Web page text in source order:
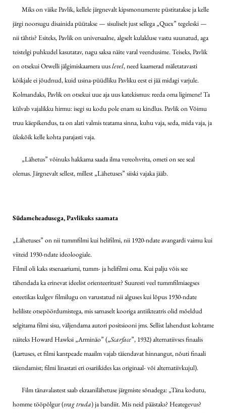
Miks on väike Pavlik, kellele järgnevalt kipsmonumente püstitatakse ja kelle
järgi noorsugu disainida püütakse — sisuliselt just sellega „Quex” tegeleski —
nii tähtis? Esiteks, Pavlik on universaalne, algselt kulakluse vastu suunatud, aga
teistelgi puhkudel kasutatav, nagu saksa näite varal veendusime. Teiseks, Pavlik
on otsekui Orwelli jälgimiskaamera uuslevel, need kaamerad mäletatavasti
kõikjale ei jõudnud, kuid usina-püüdliku Pavliku eest ei jää midagi varjule.
Kolmandaks, Pavlik on otsekui uue aja uus katekismus: reeda oma ligimene! Ta
külvab vajalikku hirmu: isegi su kodu pole enam su kindlus. Pavlik on Võimu
truu käepikendus, ta on alati valmis teatama sinna, kuhu vaja, seda, mida vaja, ja
ükskõik kelle kohta parajasti vaja.
„Lähetus” võinuks hakkama saada ilma vereohvrita, ometi on see seal
olemas. Järgnevalt sellest, millest „Lähetuses” siiski vajaka jääb.
Südameheadusega, Pavlikuks saamata
„Lähetuses” on nii tummfilmi kui helifilmi, nii 1920-ndate avangardi vaimu kui
viiteid 1930-ndate ideoloogiale.
Filmil oli kaks stsenaariumi, tumm- ja helifilmi oma. Kui palju võis see
tähendada ka erinevat ideelist orienteeritust? Suuresti veel tummfilmiaegses
esteetikas kulgev filmilugu on varustatud nii alguses kui lõpus 1930-ndate
heliliste otsepöördumistega, mis sarnaselt kooriga antiikteatris olid mõeldud
selgitama filmi sisu, väljendama autori positsiooni jms. Sellist lahendust kohtame
näiteks Howard Hawksi „Arminäo” („Scarface”, 1932) alternatiivses finaalis
(kartuses, et filmi kantpeade maailm vajab täiendavat hinnangut, nõuti finaali
täiendamist; filmi linastati eri osariikides kas originaal- või alternatiivkujul).
Film tänavalastest saab ekraanilähetuse järgmiste sõnadega: „Täna kodutu,
homme tööpõlgur (vrag truda) ja bandiit. Mis neid päästaks? Heategevus?